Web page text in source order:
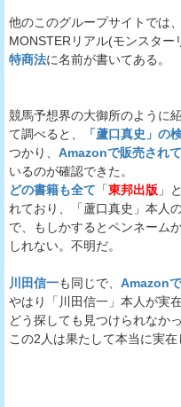
他のこのグループサイトでは
MONSTERリアル(モンスター
特商法に名前が書いてある。
競馬予想界の大御所のように
て調べると、
「蘆口真史」の
つかり、 Amazonで販売され
いるのが確認できた。
どの書籍も全て 「東邦出版 」
れており、「蘆口真史」本人
で、もしかするとペンネーム
しれない。不明だ。
川田信一も同じで、 Amazon
やはり「川田信一」本人が実
どう探しても見つけられなかっ
この2人は果たして本当に実